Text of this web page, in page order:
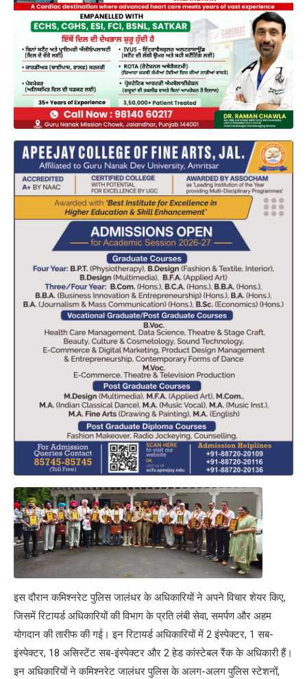
इस दौरान कमिश्नरेट पुलिस जालंधर के अधिकारियों ने अपने विचार शेयर किए,
जिसमें रिटायर्ड अधिकारियों की विभाग के प्रति लंबी सेवा, समर्पण और अहम
योगदान की तारीफ की गई। इन रिटायर्ड अधिकारियों में 2 इंस्पेक्टर, 1 सब-
इंस्पेक्टर, 18 असिस्टेंट सब-इंस्पेक्टर और 2 हेड कांस्टेबल रैंक के अधिकारी हैं।
इन अधिकारियों ने कमिश्नरेट जालंधर पुलिस के अलग-अलग पुलिस स्टेशनों,